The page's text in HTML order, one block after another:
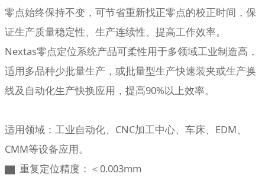
零点始终保持不变，可节省重新找正零点的校正时间，保
证生产质量稳定性、生产连续性、提高工作效率。
Nextas零点定位系统产品可柔性用于多领域工业制造高，
适用多品种少批量生产，或批量型生产快速装夹或生产换
线及自动化生产快换应用，提高90%以上效率。
适用领域：工业自动化、CNC加工中心、车床、EDM、
CMM等设备应用。
▇ 重复定位精度：＜0.003mm